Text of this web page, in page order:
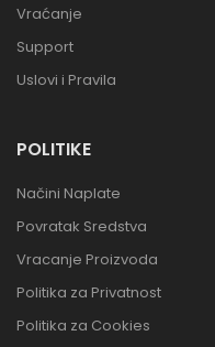
Vraćanje
Support
Uslovi i Pravila
POLITIKE
Načini Naplate
Povratak Sredstva
Vracanje Proizvoda
Politika za Privatnost
Politika za Cookies